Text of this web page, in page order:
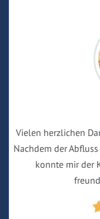
Vielen herzlichen
Nachdem der
konnte mir der